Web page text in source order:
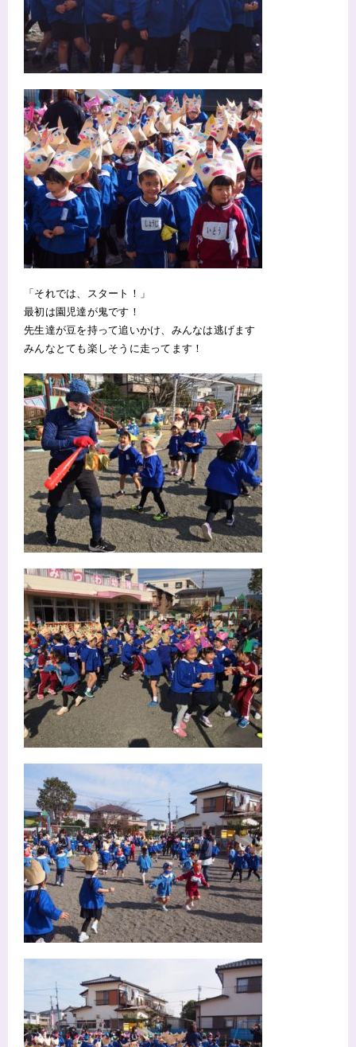
「それでは、スタート！」
最初は園児達が鬼です！
先生達が豆を持って追いかけ、みんなは逃げます
みんなとても楽しそうに走ってます！